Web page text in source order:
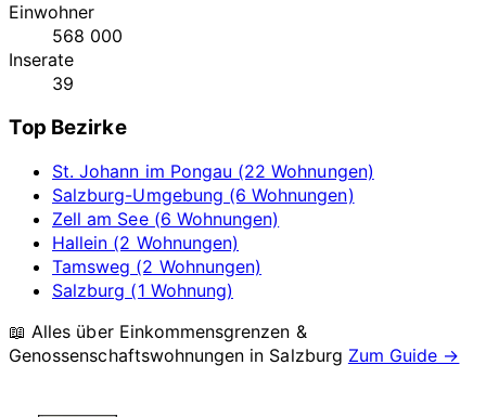
Einwohner
568 000
Inserate
39
Top Bezirke
St. Johann im Pongau (22 Wohnungen)
Salzburg-Umgebung (6 Wohnungen)
Zell am See (6 Wohnungen)
Hallein (2 Wohnungen)
Tamsweg (2 Wohnungen)
Salzburg (1 Wohnung)
📖 Alles über Einkommensgrenzen &
Genossenschaftswohnungen in Salzburg Zum Guide →